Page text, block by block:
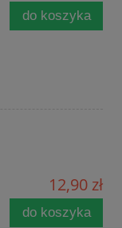
do koszyka
12,90 zł
do koszyka